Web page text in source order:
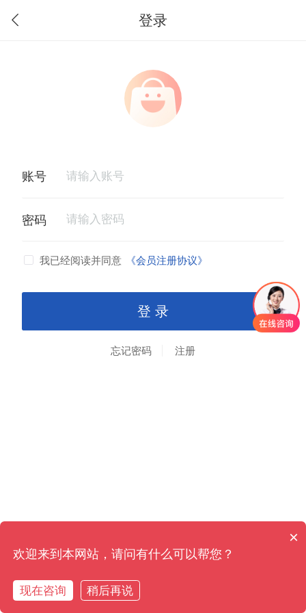
登录
我已经阅读并同意 《会员注册协议》
忘记密码 注册
×
欢迎来到本网站，请问有什么可以帮您？
现在咨询 稍后再说